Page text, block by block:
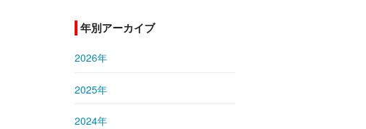
年別アーカイブ
2026年
2025年
2024年